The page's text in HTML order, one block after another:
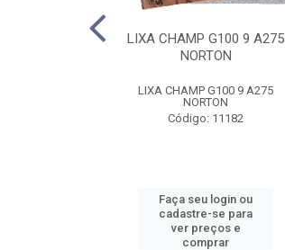
LIXA CHAMP G100 9 A275
NORTON
LIXA CHAMP G100 9 A275
NORTON
Código: 11182
Faça seu login ou
cadastre-se para
ver preços e
comprar